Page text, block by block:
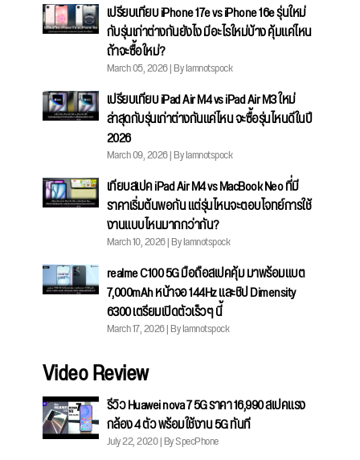
เปรียบเทียบ iPhone 17e vs iPhone 16e รุ่นใหม่
กับรุ่นเก่าต่างกันยังไง มีอะไรใหม่บ้าง คุ้มแค่ไหน
ถ้าจะซื้อใหม่?
March 05, 2026 | By Iamnotspock
เปรียบเทียบ iPad Air M4 vs iPad Air M3 ใหม่
ล่าสุดกับรุ่นเก่าต่างกันแค่ไหน จะซื้อรุ่นไหนดีในปี
2026
March 09, 2026 | By Iamnotspock
เทียบสเปค iPad Air M4 vs MacBook Neo ที่มี
ราคาเริ่มต้นพอกัน แต่รุ่นไหนจะตอบโจทย์การใช้
งานแบบไหนมากกว่ากัน?
March 10, 2026 | By Iamnotspock
realme C100 5G มือถือสเปคคุ้ม มาพร้อมแบต
7,000mAh หน้าจอ 144Hz และชิป Dimensity
6300 เตรียมเปิดตัวเร็วๆ นี้
March 17, 2026 | By Iamnotspock
Video Review
รีวิว Huawei nova 7 5G ราคา 16,990 สเปคแรง
กล้อง 4 ตัว พร้อมใช้งาน 5G ทันที
July 22, 2020 | By SpecPhone